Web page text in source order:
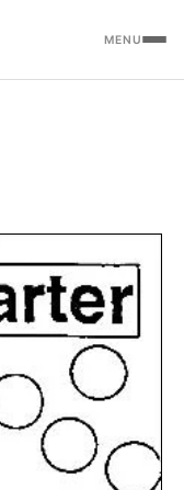
MENU